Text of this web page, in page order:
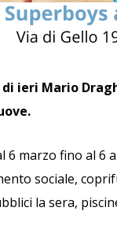
ieri Mario
6 marzo fino al 6
sociale,
la sera,